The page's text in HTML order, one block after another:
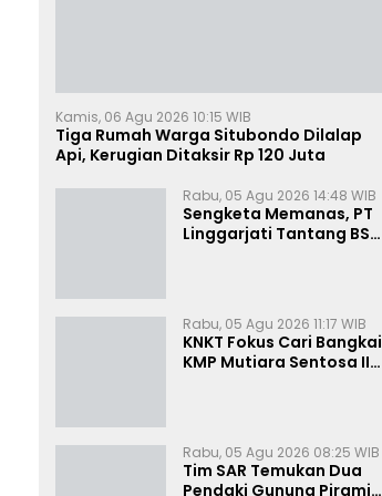
Kamis, 06 Agu 2026 10:15 WIB
Tiga Rumah Warga Situbondo Dilalap
Api, Kerugian Ditaksir Rp 120 Juta
Rabu, 05 Agu 2026 14:48 WIB
Sengketa Memanas, PT
Linggarjati Tantang BSN
Rabu, 05 Agu 2026 11:17 WIB
KNKT Fokus Cari Bangkai
KMP Mutiara Sentosa II
Rabu, 05 Agu 2026 08:25 WIB
Tim SAR Temukan Dua
Pendaki Gunung Piramid